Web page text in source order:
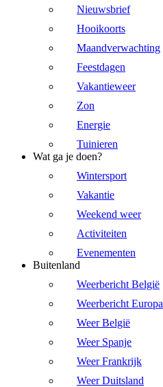
Nieuwsbrief
Hooikoorts
Maandverwachting
Feestdagen
Vakantieweer
Zon
Energie
Tuinieren
Wat ga je doen?
Wintersport
Vakantie
Weekend weer
Activiteiten
Evenementen
Buitenland
Weerbericht België
Weerbericht Europa
Weer België
Weer Spanje
Weer Frankrijk
Weer Duitsland